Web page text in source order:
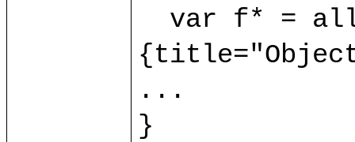
var f* =
...
}